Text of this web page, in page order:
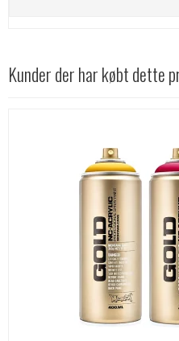
Kunder der har købt dette